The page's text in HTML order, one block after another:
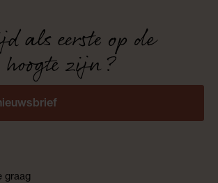
als eerste op de
hoogte zijn?
graag